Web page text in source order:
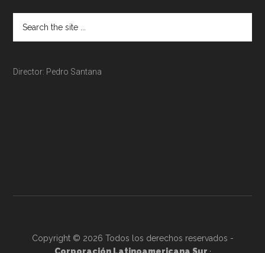
Director: Pedro Santana
Copyright © 2026 Todos los derechos reservados -